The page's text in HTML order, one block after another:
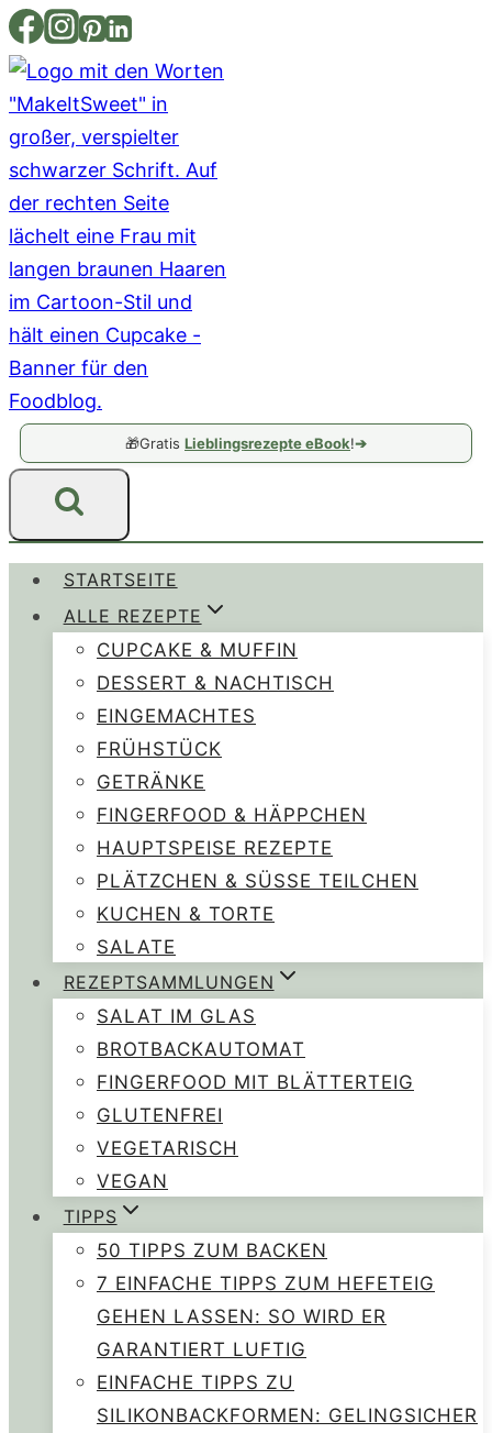
Zum
Inhalt
springen
🎁Gratis Lieblingsrezepte eBook!➔
STARTSEITE
ALLE REZEPTE
CUPCAKE & MUFFIN
DESSERT & NACHTISCH
EINGEMACHTES
FRÜHSTÜCK
GETRÄNKE
FINGERFOOD & HÄPPCHEN
HAUPTSPEISE REZEPTE
PLÄTZCHEN & SÜSSE TEILCHEN
KUCHEN & TORTE
SALATE
REZEPTSAMMLUNGEN
SALAT IM GLAS
BROTBACKAUTOMAT
FINGERFOOD MIT BLÄTTERTEIG
GLUTENFREI
VEGETARISCH
VEGAN
TIPPS
50 TIPPS ZUM BACKEN
7 EINFACHE TIPPS ZUM HEFETEIG
GEHEN LASSEN: SO WIRD ER
GARANTIERT LUFTIG
EINFACHE TIPPS ZU
SILIKONBACKFORMEN: GELINGSICHER